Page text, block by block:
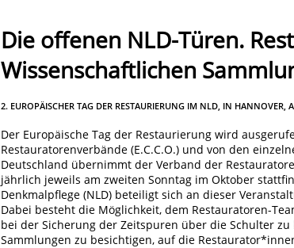
Die offenen NLD-Türen.
Wissenschaftlichen
2. EUROPÄISCHER TAG DER RESTAURIERUNG IM NLD, IN HANNOVER,
Der Europäische Tag der Restaurierung wird
Restauratorenverbände (E.C.C.O.) und von den
Deutschland übernimmt der Verband der
jährlich jeweils am zweiten Sonntag im Oktober
Denkmalpflege (NLD) beteiligt sich an dieser
Dabei besteht die Möglichkeit, dem Restauratoren-
bei der Sicherung der Zeitspuren über die Schulter
Sammlungen zu besichtigen, auf die